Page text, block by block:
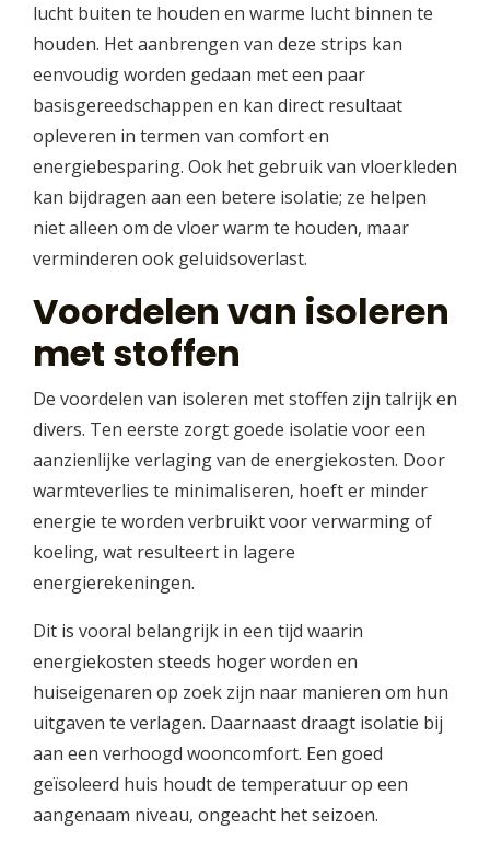
lucht buiten te houden en warme lucht binnen te
houden. Het aanbrengen van deze strips kan
eenvoudig worden gedaan met een paar
basisgereedschappen en kan direct resultaat
opleveren in termen van comfort en
energiebesparing. Ook het gebruik van vloerkleden
kan bijdragen aan een betere isolatie; ze helpen
niet alleen om de vloer warm te houden, maar
verminderen ook geluidsoverlast.
Voordelen van isoleren
met stoffen
De voordelen van isoleren met stoffen zijn talrijk en
divers. Ten eerste zorgt goede isolatie voor een
aanzienlijke verlaging van de energiekosten. Door
warmteverlies te minimaliseren, hoeft er minder
energie te worden verbruikt voor verwarming of
koeling, wat resulteert in lagere
energierekeningen.
Dit is vooral belangrijk in een tijd waarin
energiekosten steeds hoger worden en
huiseigenaren op zoek zijn naar manieren om hun
uitgaven te verlagen. Daarnaast draagt isolatie bij
aan een verhoogd wooncomfort. Een goed
geïsoleerd huis houdt de temperatuur op een
aangenaam niveau, ongeacht het seizoen.